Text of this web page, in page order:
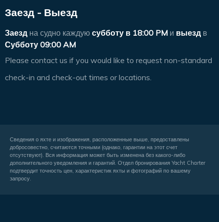
Заезд - Выезд
Заезд на судно каждую субботу в 18:00 PM и выезд в
Субботу 09:00 AM
Please contact us if you would like to request non-standard
check-in and check-out times or locations.
Сведения о яхте и изображения, расположенные выше, предоставлены
добросовестно, считаются точными (однако, гарантии на этот счет
отсутствуют). Вся информация может быть изменена без какого-либо
дополнительного уведомления и гарантий. Отдел бронирования Yacht Charter
подтвердит точность цен, характеристик яхты и фотографий по вашему
запросу.